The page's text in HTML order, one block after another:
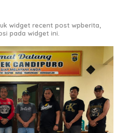
widget recent post wpberita,
pada widget ini.